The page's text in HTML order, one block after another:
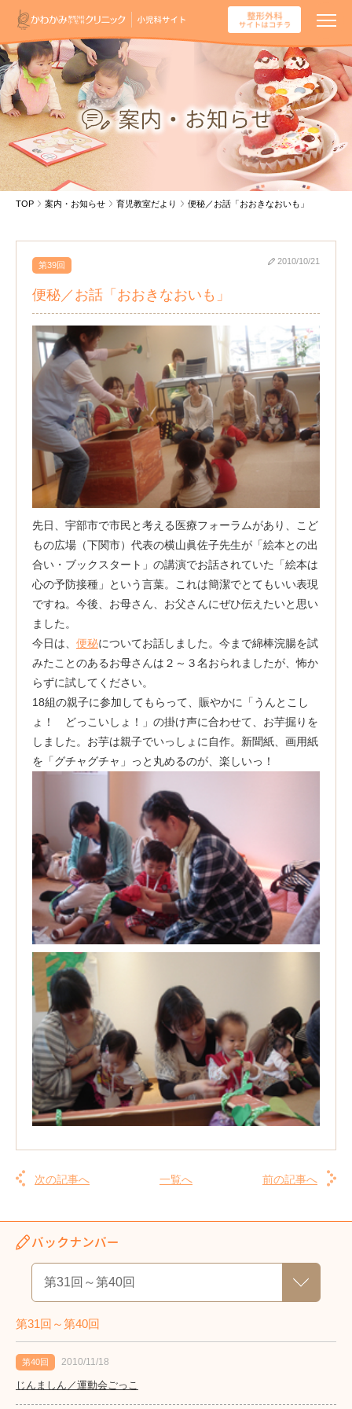
TOP 案内・お知らせ 育児教室だより 便秘／お話「おおきなおいも」
第39回
便秘／お話「おおきなおいも」
2010/10/21
先日、宇部市で市民と考える医療フォーラムがあり、こど
もの広場（下関市）代表の横山眞佐子先生が「絵本との出
合い・ブックスタート」の講演でお話されていた「絵本は
心の予防接種」という言葉。これは簡潔でとてもいい表現
ですね。今後、お母さん、お父さんにぜひ伝えたいと思い
ました。
今日は、 便秘についてお話しました。今まで綿棒浣腸を試
みたことのあるお母さんは２～３名おられましたが、怖か
らずに試してください。
18組の親子に参加してもらって、賑やかに「うんとこし
ょ！ どっこいしょ！」の掛け声に合わせて、お芋掘りを
しました。お芋は親子でいっしょに自作。新聞紙、画用紙
を「グチャグチャ」っと丸めるのが、楽しいっ！
次の記事へ 一覧へ 前の記事へ
バックナンバー
第31回～第40回
第40回 2010/11/18
じんましん／運動会ごっこ